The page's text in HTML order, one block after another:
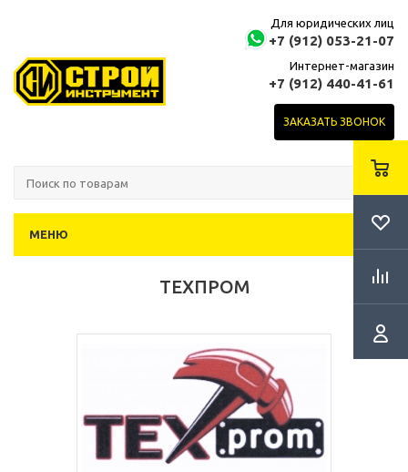
Для юридических лиц
+7 (912) 053-21-07
Интернет-магазин
+7 (912) 440-41-61
ЗАКАЗАТЬ ЗВОНОК
МЕНЮ
ТЕХПРОМ